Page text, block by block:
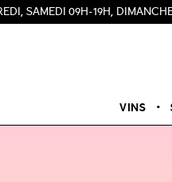
09H-19H, DIMANCHE 12H-18H 🌈
VINS